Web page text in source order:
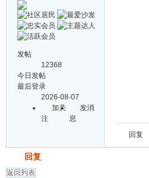
发帖
12368
今日发帖
最后登录
2026-08-07
加关
注
发消
息
回复
回复
返回列表